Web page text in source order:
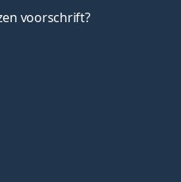
voorschrift?